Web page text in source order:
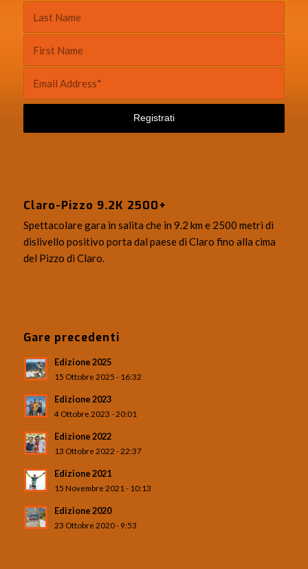
Claro-Pizzo 9.2K 2500+
Spettacolare gara in salita che in 9.2 km e 2500 metri di
dislivello positivo porta dal paese di Claro fino alla cima
del Pizzo di Claro.
Gare precedenti
Edizione 2025
15 Ottobre 2025 - 16:32
Edizione 2023
4 Ottobre 2023 - 20:01
Edizione 2022
13 Ottobre 2022 - 22:37
Edizione 2021
15 Novembre 2021 - 10:13
Edizione 2020
23 Ottobre 2020 - 9:53